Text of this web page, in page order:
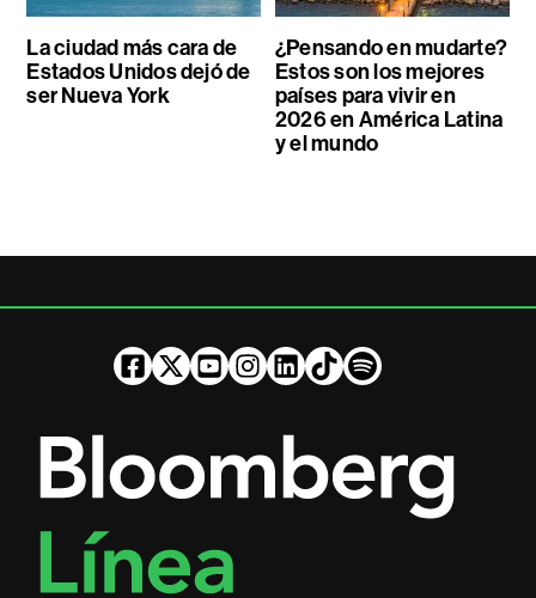
La ciudad más cara de
Estados Unidos dejó de
ser Nueva York
¿Pensando en mudarte?
Estos son los mejores
países para vivir en
2026 en América Latina
y el mundo